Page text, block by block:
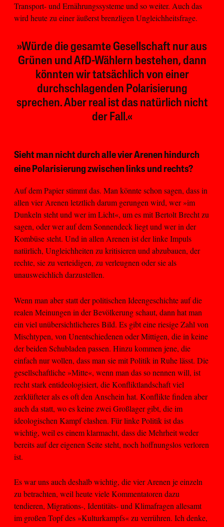
Transport- und Ernährungssysteme und so weiter. Auch das
wird heute zu einer äußerst brenzligen Ungleichheitsfrage.
»Würde die gesamte Gesellschaft nur aus
Grünen und AfD-Wählern bestehen, dann
könnten wir tatsächlich von einer
durchschlagenden Polarisierung
sprechen. Aber real ist das natürlich nicht
der Fall.«
Sieht man nicht durch alle vier Arenen hindurch
eine Polarisierung zwischen links und rechts?
Auf dem Papier stimmt das. Man könnte schon sagen, dass in
allen vier Arenen letztlich darum gerungen wird, wer »im
Dunkeln steht und wer im Licht«, um es mit Bertolt Brecht zu
sagen, oder wer auf dem Sonnendeck liegt und wer in der
Kombüse steht. Und in allen Arenen ist der linke Impuls
natürlich, Ungleichheiten zu kritisieren und abzubauen, der
rechte, sie zu verteidigen, zu verleugnen oder sie als
unausweichlich darzustellen.
Wenn man aber statt der politischen Ideengeschichte auf die
realen Meinungen in der Bevölkerung schaut, dann hat man
ein viel unübersichtlicheres Bild. Es gibt eine riesige Zahl von
Mischtypen, von Unentschiedenen oder Mittigen, die in keine
der beiden Schubladen passen. Hinzu kommen jene, die
einfach nur wollen, dass man sie mit Politik in Ruhe lässt. Die
gesellschaftliche »Mitte«, wenn man das so nennen will, ist
recht stark entideologisiert, die Konfliktlandschaft viel
zerklüfteter als es oft den Anschein hat. Konflikte finden aber
auch da statt, wo es keine zwei Großlager gibt, die im
ideologischen Kampf clashen. Für linke Politik ist das
wichtig, weil es einem klarmacht, dass die Mehrheit weder
bereits auf der eigenen Seite steht, noch hoffnungslos verloren
ist.
Es war uns auch deshalb wichtig, die vier Arenen je einzeln
zu betrachten, weil heute viele Kommentatoren dazu
tendieren, Migrations-, Identitäts- und Klimafragen allesamt
im großen Topf des »Kulturkampfs« zu verrühren. Ich denke,